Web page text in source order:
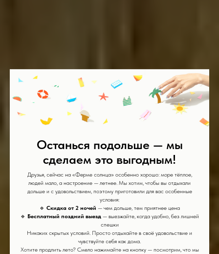
Останься подольше — мы
сделаем это выгодным!
Друзья, сейчас на «Ферме солнца» особенно хорошо: море тёплое,
людей мало, а настроение — летнее. Мы хотим, чтобы вы отдыхали
дольше и с удовольствием, поэтому приготовили для вас особенные
условия:
🔹 Скидка от 2 ночей — чем дольше, тем приятнее цена
🔹 Бесплатный поздний выезд — выезжайте, когда удобно, без лишней
спешки
Никаких скрытых условий. Просто отдыхайте в своё удовольствие и
чувствуйте себя как дома.
Хотите продлить лето? Смело нажимайте на кнопку — посмотрим, что мы